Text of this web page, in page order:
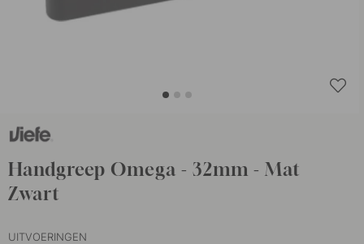
Handgreep Omega - 32mm - Mat
Zwart
UITVOERINGEN